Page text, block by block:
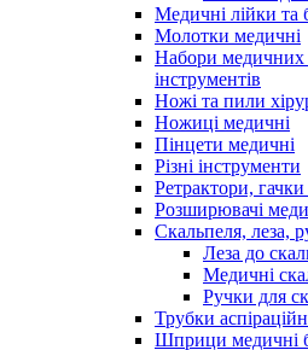
Медичні лійки та
Молотки медичні
Набори медичних
інструментів
Ножі та пили
Ножиці медичні
Пінцети медичні
Різні інструменти
Ретрактори, гачки
Розширювачі
Скальпеля, леза,
Леза до
Медичні
Ручки для
Трубки
Шприци медичні